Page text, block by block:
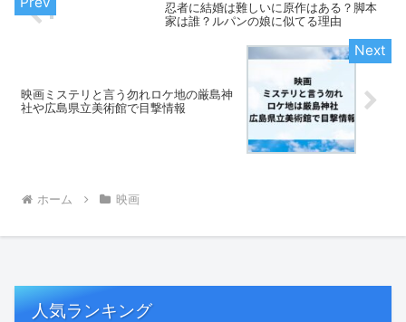
忍者に結婚は難しいに原作はある？脚本
家は誰？ルパンの娘に似てる理由
映画ミステリと言う勿れロケ地の厳島神
社や広島県立美術館で目撃情報
ホーム 映画
人気ランキング